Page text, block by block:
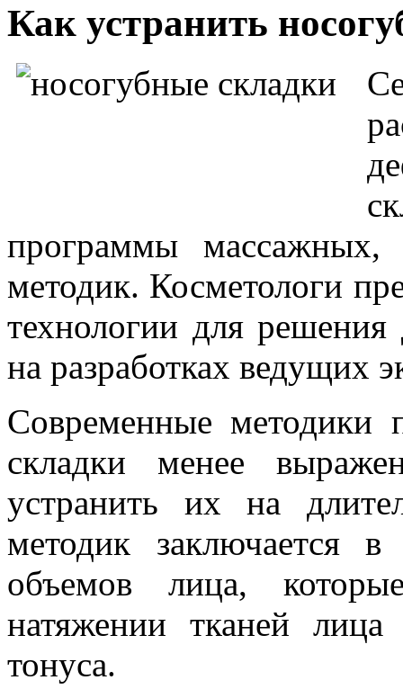
Как устранить
программы массажных,
методик. Косметологи
технологии для
на разработках ведущих
Современные методики
складки менее
устранить их на
методик заключается в
объемов лица,
натяжении тканей
тонуса.